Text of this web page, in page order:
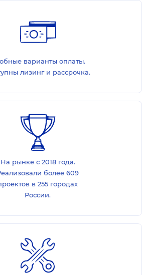
варианты оплаты.
лизинг и рассрочка.
На рынке с 2018 года.
более 609
в 255 городах
России.